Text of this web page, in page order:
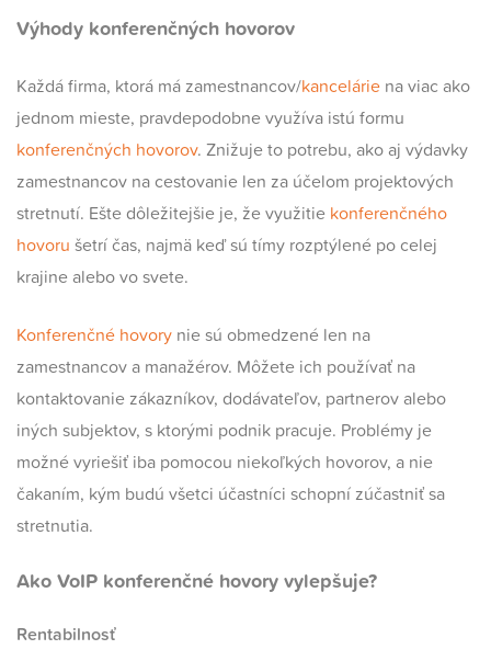
Výhody konferenčných hovorov
Každá firma, ktorá má zamestnancov/kancelárie na viac ako
jednom mieste, pravdepodobne využíva istú formu
konferenčných hovorov. Znižuje to potrebu, ako aj výdavky
zamestnancov na cestovanie len za účelom projektových
stretnutí. Ešte dôležitejšie je, že využitie konferenčného
hovoru šetrí čas, najmä keď sú tímy rozptýlené po celej
krajine alebo vo svete.
Konferenčné hovory nie sú obmedzené len na
zamestnancov a manažérov. Môžete ich používať na
kontaktovanie zákazníkov, dodávateľov, partnerov alebo
iných subjektov, s ktorými podnik pracuje. Problémy je
možné vyriešiť iba pomocou niekoľkých hovorov, a nie
čakaním, kým budú všetci účastníci schopní zúčastniť sa
stretnutia.
Ako VoIP konferenčné hovory vylepšuje?
Rentabilnosť